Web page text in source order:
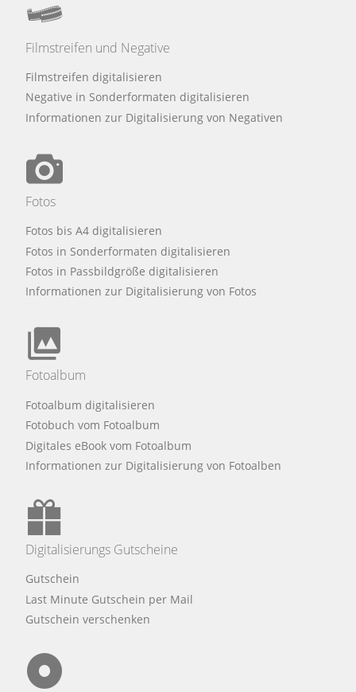
Filmstreifen und Negative
Filmstreifen digitalisieren
Negative in Sonderformaten digitalisieren
Informationen zur Digitalisierung von Negativen
Fotos
Fotos bis A4 digitalisieren
Fotos in Sonderformaten digitalisieren
Fotos in Passbildgröße digitalisieren
Informationen zur Digitalisierung von Fotos
Fotoalbum
Fotoalbum digitalisieren
Fotobuch vom Fotoalbum
Digitales eBook vom Fotoalbum
Informationen zur Digitalisierung von Fotoalben
Digitalisierungs Gutscheine
Gutschein
Last Minute Gutschein per Mail
Gutschein verschenken